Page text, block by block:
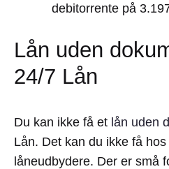
debitorrente på
Lån uden
24/7 Lån
Du kan ikke få et lån uden
Lån. Det kan du ikke få
låneudbydere. Der er små